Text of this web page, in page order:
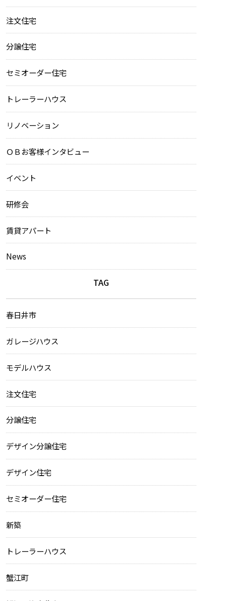
注文住宅
分譲住宅
セミオーダー住宅
トレーラーハウス
リノベーション
ＯＢお客様インタビュー
イベント
研修会
賃貸アパート
News
TAG
春日井市
ガレージハウス
モデルハウス
注文住宅
分譲住宅
デザイン分譲住宅
デザイン住宅
セミオーダー住宅
新築
トレーラーハウス
蟹江町